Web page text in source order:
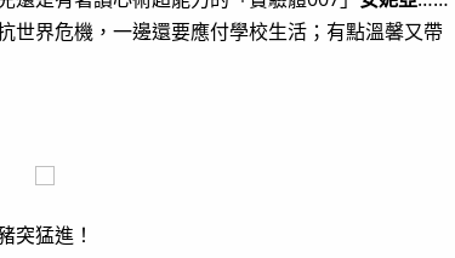
世界危機，一邊還要應付學校生活；有點溫馨又帶
突猛進！